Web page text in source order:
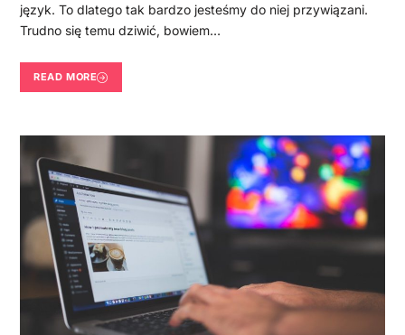
język. To dlatego tak bardzo jesteśmy do niej przywiązani.
Trudno się temu dziwić, bowiem…
READ MORE